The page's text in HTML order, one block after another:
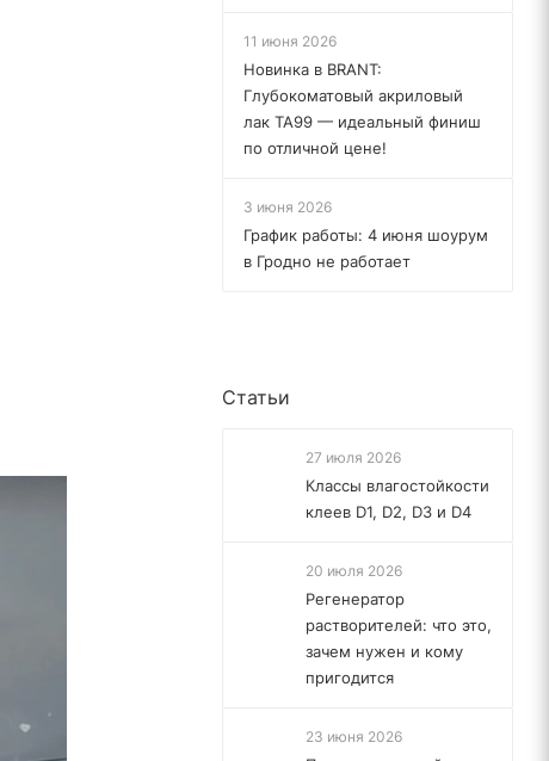
11 июня 2026
Новинка в BRANT:
Глубокоматовый акриловый
лак TA99 — идеальный финиш
по отличной цене!
3 июня 2026
График работы: 4 июня шоурум
в Гродно не работает
Статьи
27 июля 2026
Классы влагостойкости
клеев D1, D2, D3 и D4
20 июля 2026
Регенератор
растворителей: что это,
зачем нужен и кому
пригодится
23 июня 2026